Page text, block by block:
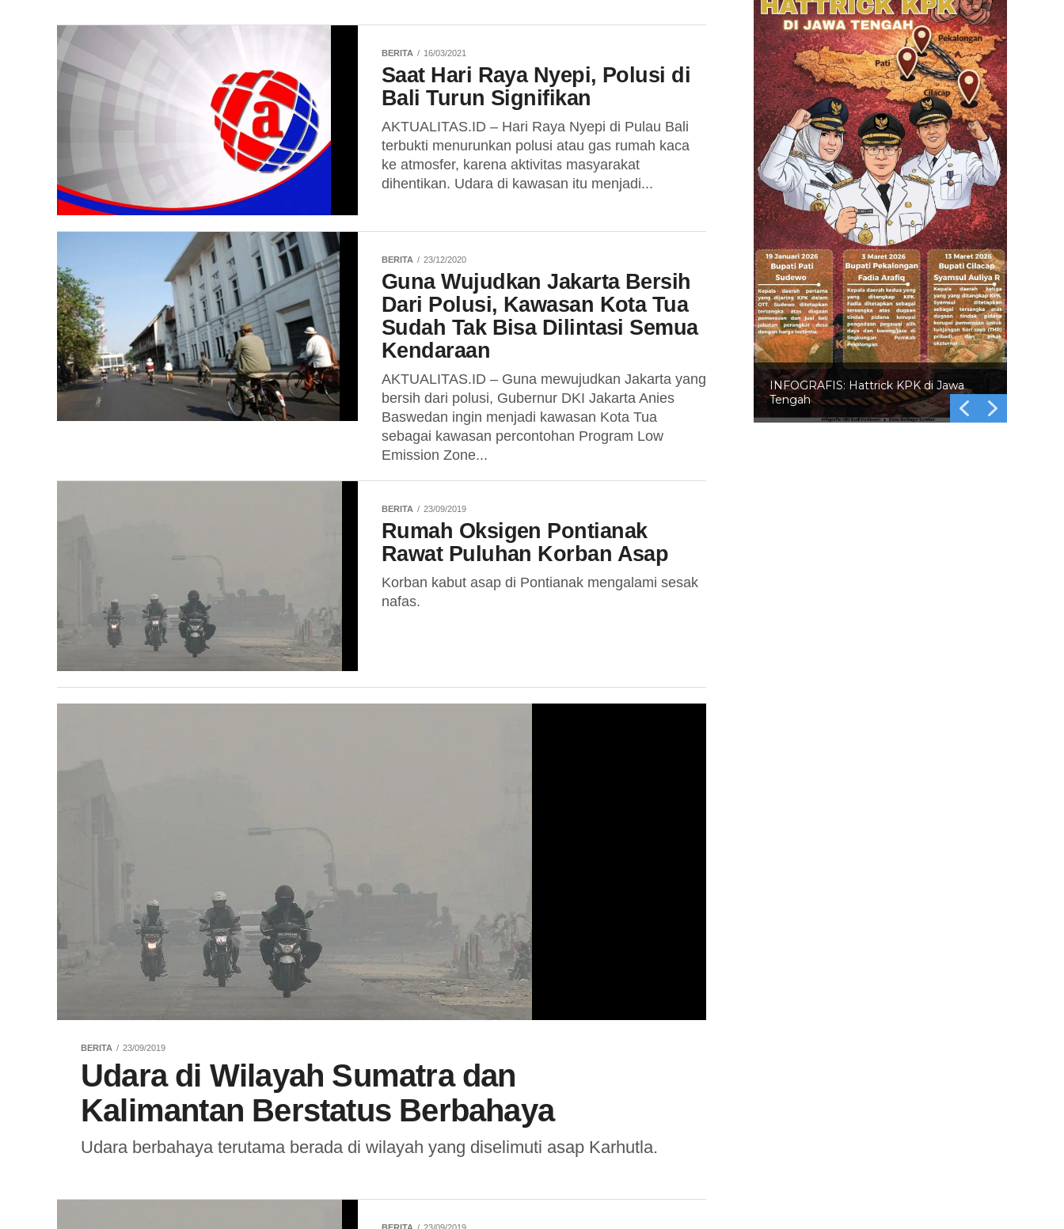
BERITA 16/03/2021
Saat Hari Raya Nyepi, Polusi di
Bali Turun Signifikan
AKTUALITAS.ID – Hari Raya Nyepi di Pulau Bali
terbukti menurunkan polusi atau gas rumah kaca
ke atmosfer, karena aktivitas masyarakat
dihentikan. Udara di kawasan itu menjadi...
BERITA 23/12/2020
Guna Wujudkan Jakarta Bersih
Dari Polusi, Kawasan Kota Tua
Sudah Tak Bisa Dilintasi Semua
Kendaraan
AKTUALITAS.ID – Guna mewujudkan Jakarta yang
bersih dari polusi, Gubernur DKI Jakarta Anies
Baswedan ingin menjadi kawasan Kota Tua
sebagai kawasan percontohan Program Low
Emission Zone...
BERITA 23/09/2019
Rumah Oksigen Pontianak
Rawat Puluhan Korban Asap
Korban kabut asap di Pontianak mengalami sesak
nafas.
BERITA 23/09/2019
Udara di Wilayah Sumatra dan
Kalimantan Berstatus Berbahaya
Udara berbahaya terutama berada di wilayah yang diselimuti asap Karhutla.
INFOGRAFIS: 5 Anggota DPR
Dinonaktifkan